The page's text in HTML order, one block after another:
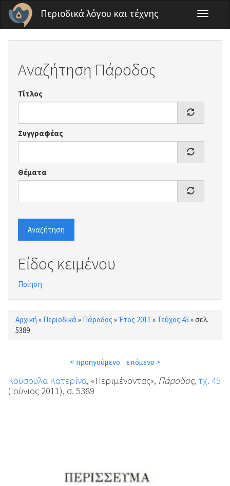
Παράκαμψη προς το κυρίως περιεχόμενο
Περιοδικά λόγου και τέχνης
Toggle
Αναζήτηση Πάροδος
Τίτλος
Συγγραφέας
Θέματα
Αναζήτηση
Είδος κειμένου
Ποίηση
Είστε εδώ
Αρχική » Περιοδικά » Πάροδος »Έτος 2011 » Τεύχος 45 »σελ.
5389
< προηγούμενο επόμενο >
Κούσουλα Κατερίνα, «Περιμένοντας», Πάροδος, τχ. 45
(Ιούνιος 2011), σ. 5389